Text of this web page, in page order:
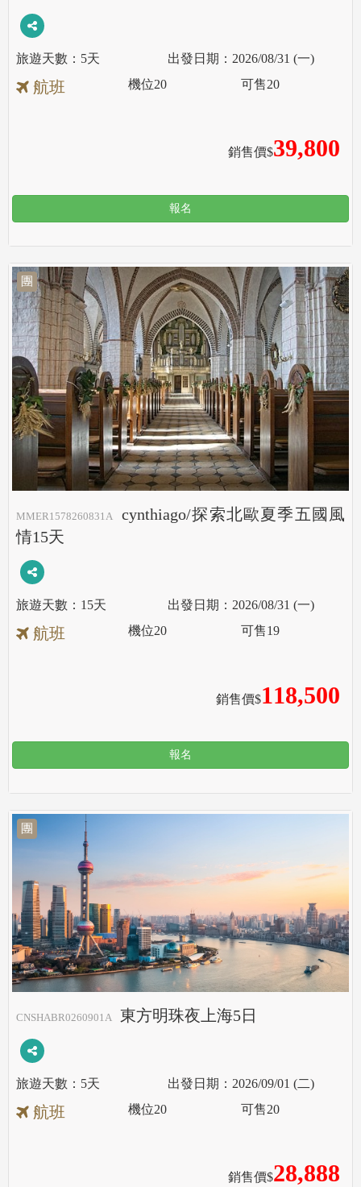
5天 2026/08/31 (一)
航班
銷售價$39,800
機位20 可售20
報名
團
MMER1578260831A
cynthiago/探索北歐夏季五國風
情15天
15天 2026/08/31 (一)
航班
銷售價$118,500
機位20 可售19
報名
團
CNSHABR0260901A 東方明珠夜上海5日
5天 2026/09/01 (二)
航班
銷售價$28,888
機位20 可售20